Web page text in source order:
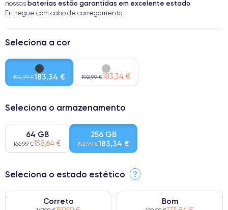
nossas baterias estão garantidas em excelente estado.
Entregue com cabo de carregamento.
Seleciona a cor
192,99 €183,34 € 192,99 €183,34 €
Seleciona o armazenamento
64 GB
166,99 €158,64 €
256 GB
192,99 €183,34 €
Seleciona o estado estético ?
Correto Bom